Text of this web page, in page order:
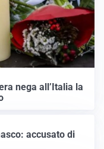
nega all’Italia la
accusato di